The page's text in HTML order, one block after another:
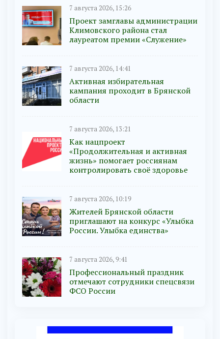
7 августа 2026, 15:26
Проект замглавы администрации
Климовского района стал
лауреатом премии «Служение»
7 августа 2026, 14:41
Активная избирательная
кампания проходит в Брянской
области
7 августа 2026, 13:21
Как нацпроект
«Продолжительная и активная
жизнь» помогает россиянам
контролировать своё здоровье
7 августа 2026, 10:19
Жителей Брянской области
приглашают на конкурс «Улыбка
России. Улыбка единства»
7 августа 2026, 9:41
Профессиональный праздник
отмечают сотрудники спецсвязи
ФСО России